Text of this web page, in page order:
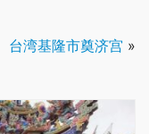
台湾基隆市奠济宫 »